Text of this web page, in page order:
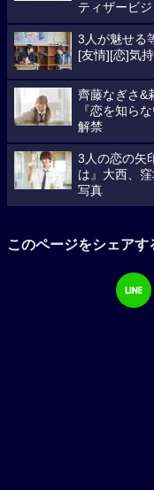
ティザービ
3人が魅せる
[友情][恋]気
齊藤なぎさ&
『恋を知ら
解禁
3人の恋の矢
は』大⻄、
写真
このページをシェアす